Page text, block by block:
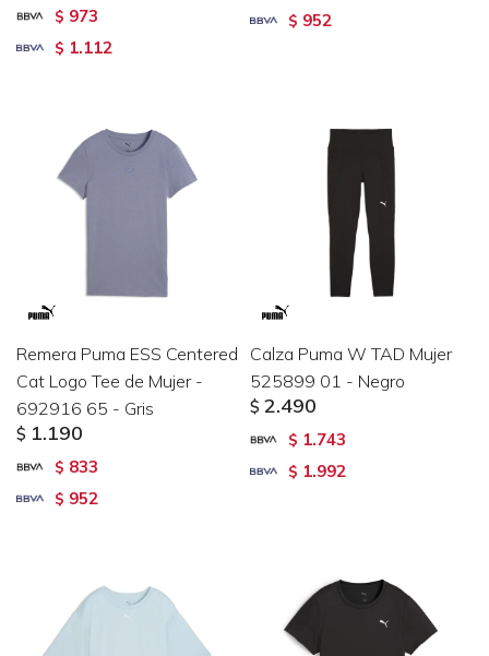
$ 973
$ 1.112
$ 952
Remera Puma ESS Centered
Cat Logo Tee de Mujer -
692916 65 - Gris
$ 1.190
$ 833
$ 952
Calza Puma W TAD Mujer
525899 01 - Negro
$ 2.490
$ 1.743
$ 1.992